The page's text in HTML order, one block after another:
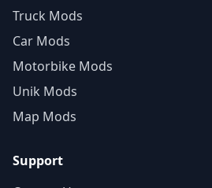
Truck Mods
Car Mods
Motorbike Mods
Unik Mods
Map Mods
Support